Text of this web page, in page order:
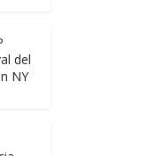
del
NY